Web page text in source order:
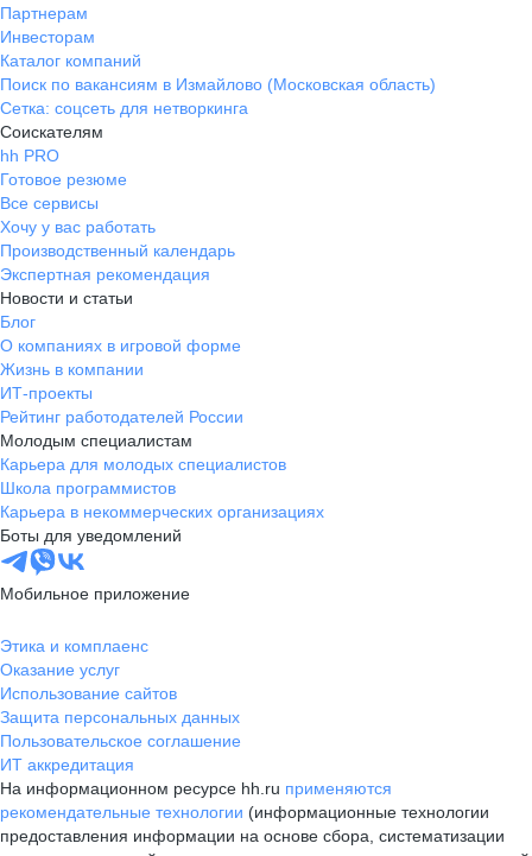
Партнерам
Инвесторам
Каталог компаний
Поиск по вакансиям в Измайлово (Московская область)
Сетка: соцсеть для нетворкинга
Соискателям
hh PRO
Готовое резюме
Все сервисы
Хочу у вас работать
Производственный календарь
Экспертная рекомендация
Новости и статьи
Блог
О компаниях в игровой форме
Жизнь в компании
ИТ-проекты
Рейтинг работодателей России
Молодым специалистам
Карьера для молодых специалистов
Школа программистов
Карьера в некоммерческих организациях
Боты для уведомлений
Мобильное приложение
Этика и комплаенс
Оказание услуг
Использование сайтов
Защита персональных данных
Пользовательское соглашение
ИТ аккредитация
На информационном ресурсе hh.ru применяются
рекомендательные технологии (информационные технологии
предоставления информации на основе сбора, систематизации